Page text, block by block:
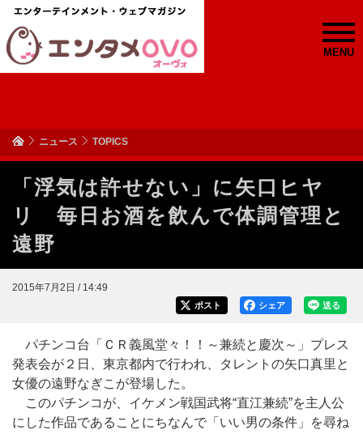
MENU
ニュース TOPICS
「浮気は許せない」に矢口ヒヤ
リ 毎日お酒を飲んで体調管理と
遠野
2015年7月2日 / 14:49
送る
シェア
ポスト
パチンコ台「ＣＲ義風堂々！！～兼続と慶次～」プレス
発表会が２日、東京都内で行われ、タレントの矢口真里と
女優の遠野なぎこが登場した。
このパチンコが、イケメン戦国武将“直江兼続”を主人公
にした作品であることにちなんで「いい男の条件」を尋ね